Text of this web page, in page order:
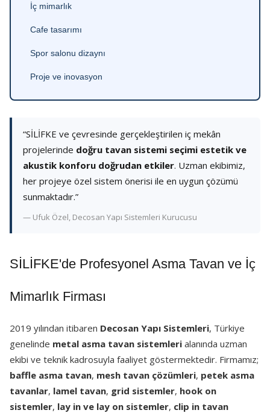
İç mimarlık
Cafe tasarımı
Spor salonu dizaynı
Proje ve inovasyon
“SİLİFKE ve çevresinde gerçekleştirilen iç mekân
projelerinde doğru tavan sistemi seçimi estetik ve
akustik konforu doğrudan etkiler. Uzman ekibimiz,
her projeye özel sistem önerisi ile en uygun çözümü
sunmaktadır.”
— Ufuk Özel, Decosan Yapı Sistemleri Kurucusu
SİLİFKE'de Profesyonel Asma Tavan ve İç
Mimarlık Firması
2019 yılından itibaren Decosan Yapı Sistemleri, Türkiye
genelinde metal asma tavan sistemleri alanında uzman
ekibi ve teknik kadrosuyla faaliyet göstermektedir. Firmamız;
baffle asma tavan, mesh tavan çözümleri, petek asma
tavanlar, lamel tavan, grid sistemler, hook on
sistemler, lay in ve lay on sistemler, clip in tavan